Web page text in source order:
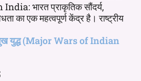
भारत प्राकृतिक सौंदर्य,
का एक महत्वपूर्ण केंद्र है। राष्ट्रीय
युद्ध (Major Wars of Indian